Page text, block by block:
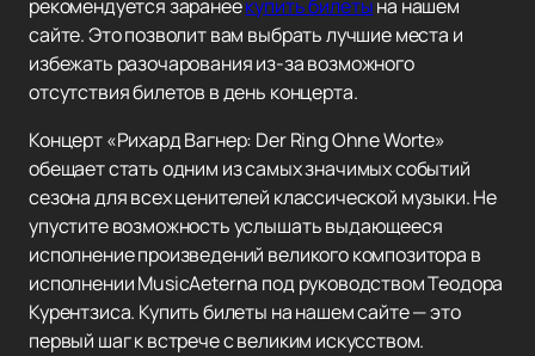
рекомендуется заранеекупить билетына нашем
сайте. Это позволит вам выбрать лучшие места и
избежать разочарования из-за возможного
отсутствия билетов в день концерта.
Концерт «Рихард Вагнер: Der Ring Ohne Worte»
обещает стать одним из самых значимых событий
сезона для всех ценителей классической музыки. Не
упустите возможность услышать выдающееся
исполнение произведений великого композитора в
исполнении MusicAeterna под руководством Теодора
Курентзиса. Купить билеты на нашем сайте — это
первый шаг к встрече с великим искусством.